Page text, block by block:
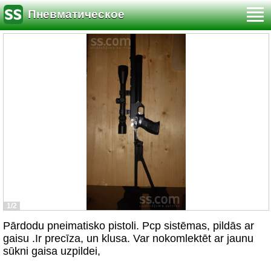
Пневматическое
1/2
Pārdodu pneimatisko pistoli. Pcp sistēmas, pildās ar
gaisu .Ir precīza, un klusa. Var nokomlektēt ar jaunu
sūkni gaisa uzpildei,